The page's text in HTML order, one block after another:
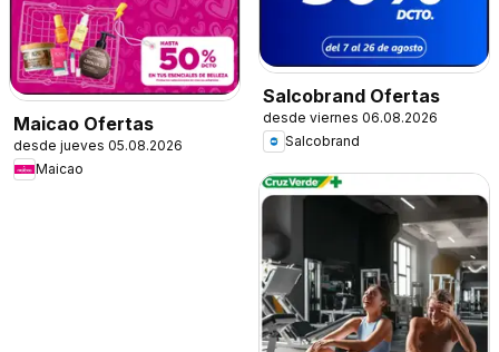
Maicao Ofertas
desde jueves 05.08.2026
Maicao
Salcobrand Ofertas
desde viernes 06.08.2026
Salcobrand